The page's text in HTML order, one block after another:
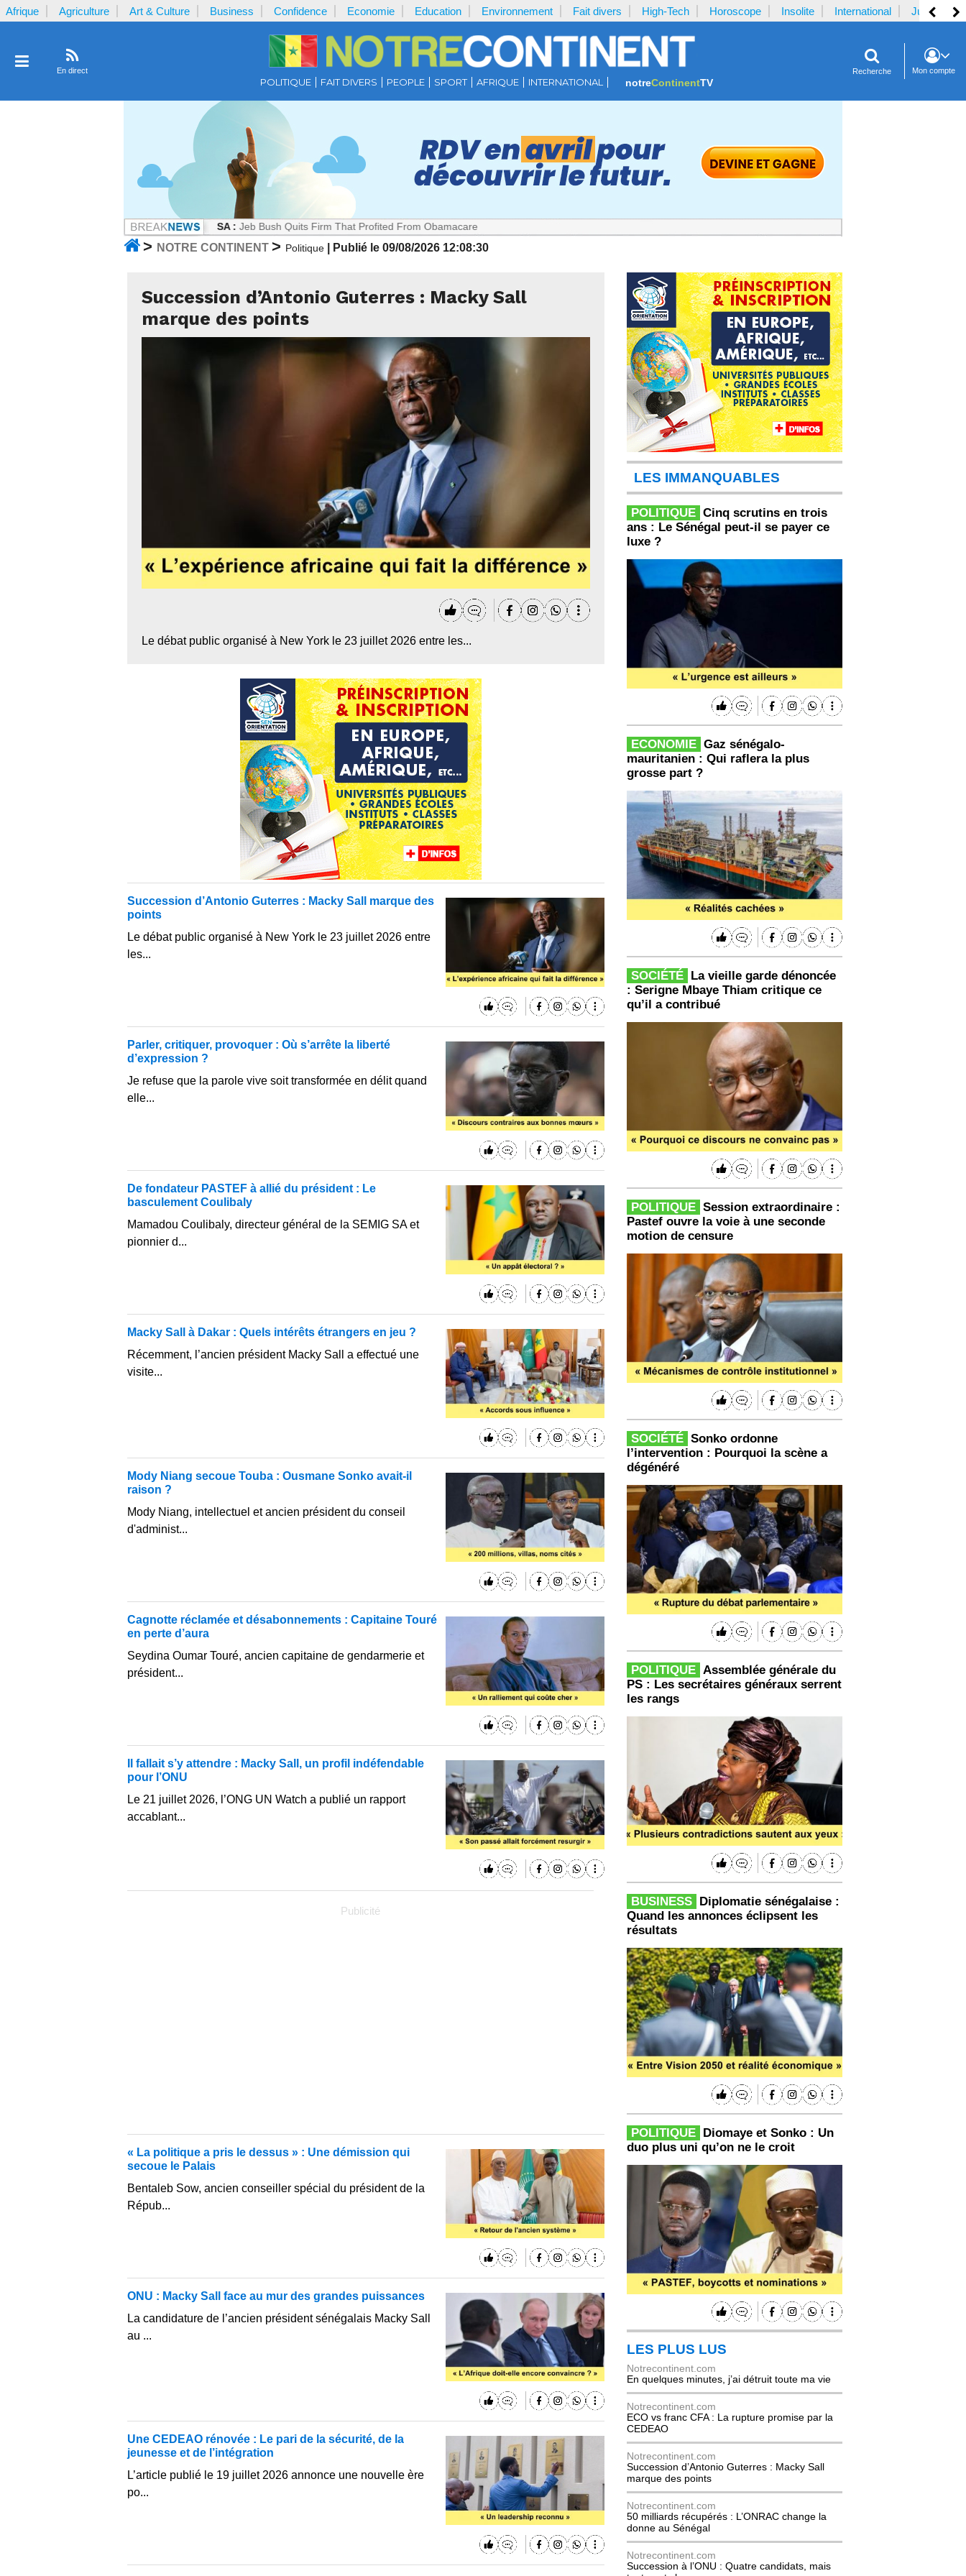
Afrique Agriculture Art & Culture Business Confidence Economie Education Environnement Fait divers High-Tech Horoscope Insolite International Justice
En direct
POLITIQUE FAIT DIVERS PEOPLE SPORT AFRIQUE INTERNATIONAL notreContinentTV
Recherche Mon compte
Charly menace ALQUAIDA -USA : Jeb Bush Quits Firm That Profited From Obamacare
> NOTRE CONTINENT > Politique | Publié le 09/08/2026 12:08:30
Succession d’Antonio Guterres : Macky Sall
marque des points
Le débat public organisé à New York le 23 juillet 2026 entre les...
Succession d’Antonio Guterres : Macky Sall marque des
points
Le débat public organisé à New York le 23 juillet 2026 entre
les...
Parler, critiquer, provoquer : Où s’arrête la liberté
d’expression ?
Je refuse que la parole vive soit transformée en délit quand
elle...
De fondateur PASTEF à allié du président : Le
basculement Coulibaly
Mamadou Coulibaly, directeur général de la SEMIG SA et
pionnier d...
Macky Sall à Dakar : Quels intérêts étrangers en jeu ?
Récemment, l’ancien président Macky Sall a effectué une
visite...
Mody Niang secoue Touba : Ousmane Sonko avait-il
raison ?
Mody Niang, intellectuel et ancien président du conseil
d'administ...
Cagnotte réclamée et désabonnements : Capitaine Touré
en perte d’aura
Seydina Oumar Touré, ancien capitaine de gendarmerie et
président...
Il fallait s’y attendre : Macky Sall, un profil indéfendable
pour l’ONU
Le 21 juillet 2026, l’ONG UN Watch a publié un rapport
accablant...
Publicité
« La politique a pris le dessus » : Une démission qui
secoue le Palais
Bentaleb Sow, ancien conseiller spécial du président de la
Répub...
ONU : Macky Sall face au mur des grandes puissances
La candidature de l’ancien président sénégalais Macky Sall
au ...
Une CEDEAO rénovée : Le pari de la sécurité, de la
jeunesse et de l’intégration
L’article publié le 19 juillet 2026 annonce une nouvelle ère
po...
LES IMMANQUABLES
POLITIQUE Cinq scrutins en trois
ans : Le Sénégal peut-il se payer ce
luxe ?
ECONOMIE Gaz sénégalo-
mauritanien : Qui raflera la plus
grosse part ?
SOCIÉTÉ La vieille garde dénoncée
: Serigne Mbaye Thiam critique ce
qu’il a contribué
POLITIQUE Session extraordinaire :
Pastef ouvre la voie à une seconde
motion de censure
SOCIÉTÉ Sonko ordonne
l’intervention : Pourquoi la scène a
dégénéré
POLITIQUE Assemblée générale du
PS : Les secrétaires généraux serrent
les rangs
BUSINESS Diplomatie sénégalaise :
Quand les annonces éclipsent les
résultats
POLITIQUE Diomaye et Sonko : Un
duo plus uni qu’on ne le croit
LES PLUS LUS
Notrecontinent.com
En quelques minutes, j’ai détruit toute ma vie
Notrecontinent.com
ECO vs franc CFA : La rupture promise par la
CEDEAO
Notrecontinent.com
Succession d’Antonio Guterres : Macky Sall
marque des points
Notrecontinent.com
50 milliards récupérés : L’ONRAC change la
donne au Sénégal
Notrecontinent.com
Succession à l’ONU : Quatre candidats, mais